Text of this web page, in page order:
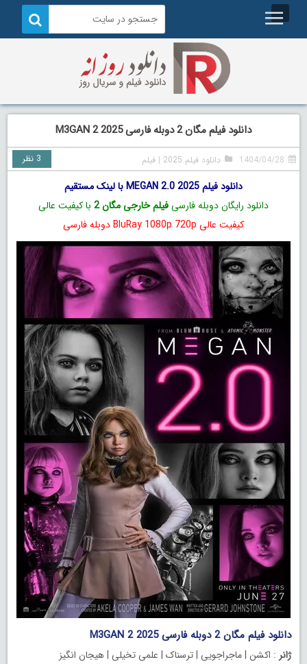
دانلود فیلم مگان 2 دوبله فارسی M3GAN 2 2025
1404/04/28 دانلود فیلم 2025 |فیلم 3 نظر
دانلود فیلم MEGAN 2.0 2025 با لینک مستقیم
دانلود رایگان دوبله فارسیفیلم خارجی مگان 2 با کیفیت عالی
کیفیت عالی BluRay 1080p 720p دوبله فارسی
دانلود فیلم مگان 2 دوبله فارسی M3GAN 2 2025
ژانر : اکشن | ماجراجویی | ترسناک | علمی تخیلی | هیجان انگیز